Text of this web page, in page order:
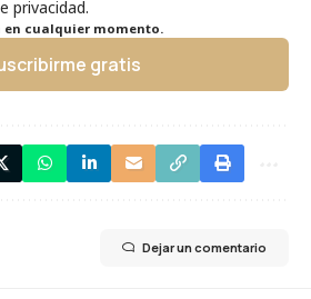
privacidad.
en cualquier momento.
gratis
Dejar un comentario